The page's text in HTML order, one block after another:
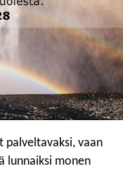
palveltavaksi, vaan
lunnaiksi monen